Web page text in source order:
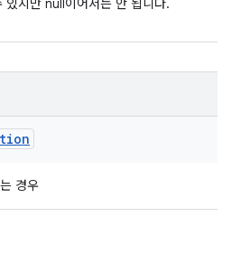
있지만 null이어서는 안 됩니다.
경우